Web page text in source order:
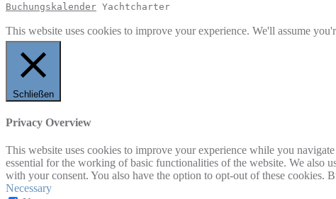
Buchungskalender Yachtcharter
This website uses cookies to improve your experience. We'll assume
Schließen
Privacy Overview
This website uses cookies to improve your experience while you
essential for the working of basic functionalities of the website. We also
with your consent. You also have the option to opt-out of these cookies.
Necessary